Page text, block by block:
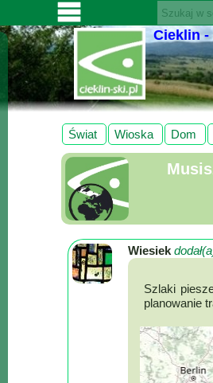
SERWISY
CIEKLIN-
SKI.PL
Wiadomości
Fotorelacja
Cieklin
Świat Wioska Dom
Wiesiek
Szlaki
planowanie